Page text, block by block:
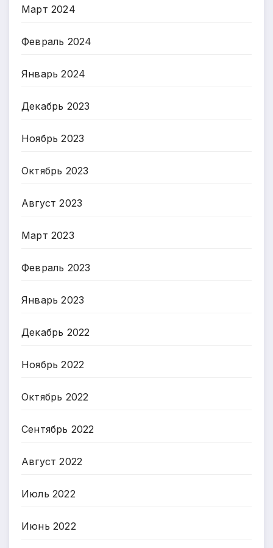
Март 2024
Февраль 2024
Январь 2024
Декабрь 2023
Ноябрь 2023
Октябрь 2023
Август 2023
Март 2023
Февраль 2023
Январь 2023
Декабрь 2022
Ноябрь 2022
Октябрь 2022
Сентябрь 2022
Август 2022
Июль 2022
Июнь 2022